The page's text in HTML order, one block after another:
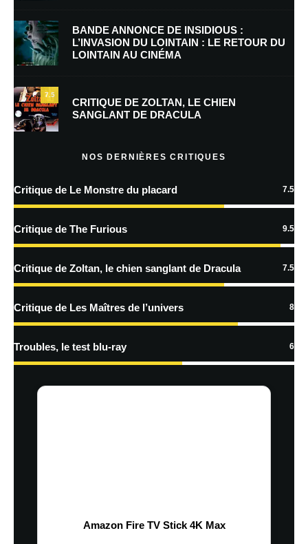
Enregistrer mon nom, mon e-mail et mon site dans le navigateur pour
mon prochain commentaire.
Prévenez-moi de tous les nouveaux commentaires par e-mail.
Prévenez-moi de tous les nouveaux articles par e-mail.
En savoir
traitées
BANDE ANNONCE DE INSIDIOUS :
L’INVASION DU LOINTAIN : LE RETOUR DU
LOINTAIN AU CINÉMA
7.5
CRITIQUE DE ZOLTAN, LE CHIEN
SANGLANT DE DRACULA
NOS DERNIÈRES CRITIQUES
Critique de Le Monstre du placard 7.5
Critique de The Furious 9.5
Critique de Zoltan, le chien sanglant de Dracula 7.5
Critique de Les Maîtres de l’univers 8
Troubles, le test blu-ray 6
Amazon Fire TV Stick 4K Max